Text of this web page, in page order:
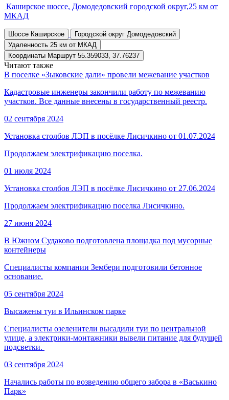
Каширское шоссе, Домодедовский городской округ,25 км от
МКАД
Шоссе Каширское Городской округ Домодедовский
Удаленность 25 км от МКАД
Координаты Маршрут 55.359033, 37.76237
Читают также
В поселке «Зыковские дали» провели межевание участков
Кадастровые инженеры закончили работу по межеванию
участков. Все данные внесены в государственный реестр.
02 сентября 2024
Установка столбов ЛЭП в посёлке Лисичкино от 01.07.2024
Продолжаем электрификацию поселка.
01 июля 2024
Установка столбов ЛЭП в посёлке Лисичкино от 27.06.2024
Продолжаем электрификацию поселка Лисичкино.
27 июня 2024
В Южном Судаково подготовлена площадка под мусорные
контейнеры
Специалисты компании Зембери подготовили бетонное
основание.
05 сентября 2024
Высажены туи в Ильинском парке
Специалисты озеленители высадили туи по центральной
улице, а электрики-монтажники вывели питание для будущей
подсветки.
03 сентября 2024
Начались работы по возведению общего забора в «Васькино
Парк»